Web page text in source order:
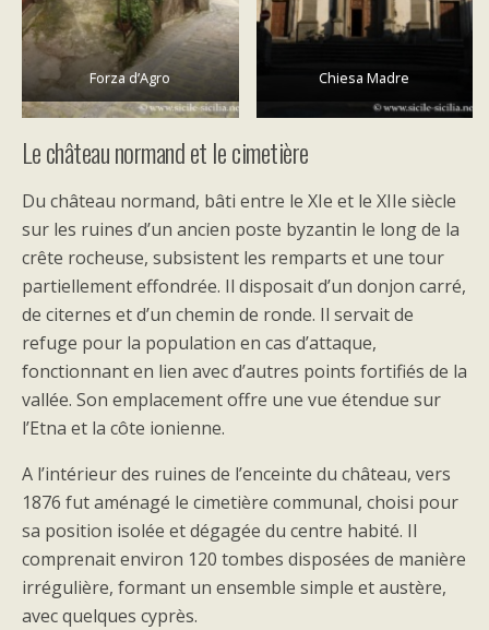
Forza d’Agro Chiesa Madre
Le château normand et le cimetière
Du château normand, bâti entre le XIe et le XIIe siècle
sur les ruines d’un ancien poste byzantin le long de la
crête rocheuse, subsistent les remparts et une tour
partiellement effondrée. Il disposait d’un donjon carré,
de citernes et d’un chemin de ronde. Il servait de
refuge pour la population en cas d’attaque,
fonctionnant en lien avec d’autres points fortifiés de la
vallée. Son emplacement offre une vue étendue sur
l’Etna et la côte ionienne.
A l’intérieur des ruines de l’enceinte du château, vers
1876 fut aménagé le cimetière communal, choisi pour
sa position isolée et dégagée du centre habité. Il
comprenait environ 120 tombes disposées de manière
irrégulière, formant un ensemble simple et austère,
avec quelques cyprès.